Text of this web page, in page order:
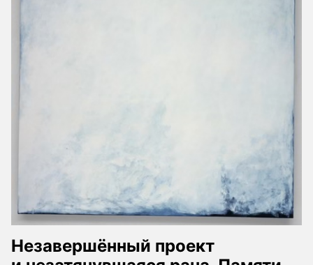
Незавершённый проект